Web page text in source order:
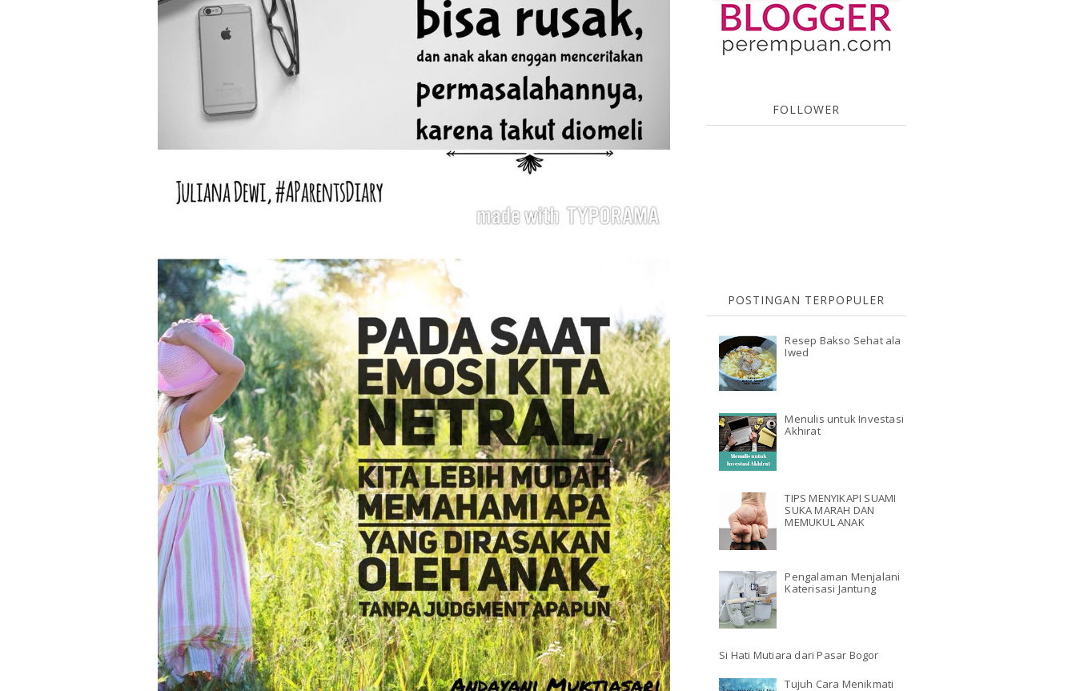
FOLLOWER
POSTINGAN TERPOPULER
Resep Bakso Sehat ala
Iwed
Menulis untuk Investasi
Akhirat
TIPS MENYIKAPI SUAMI
SUKA MARAH DAN
MEMUKUL ANAK
Pengalaman Menjalani
Katerisasi Jantung
Si Hati Mutiara dari Pasar Bogor
Tujuh Cara Menikmati